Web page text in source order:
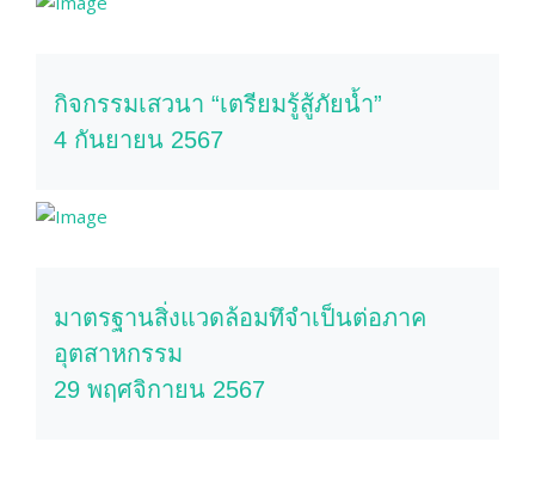
กิจกรรมเสวนา “เตรียมรู้สู้ภัยน้ำ”
4 กันยายน 2567
มาตรฐานสิ่งแวดล้อมทึจำเป็นต่อภาค
อุตสาหกรรม
29 พฤศจิกายน 2567